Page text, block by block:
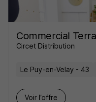
Commercial
Circet Distribution
Le Puy-en-Velay - 43
Voir l’offre